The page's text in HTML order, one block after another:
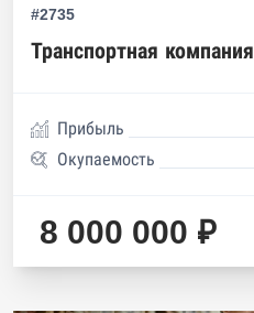
#2735
Транспортная компания
Прибыль
Окупаемость
8 000 000 ₽